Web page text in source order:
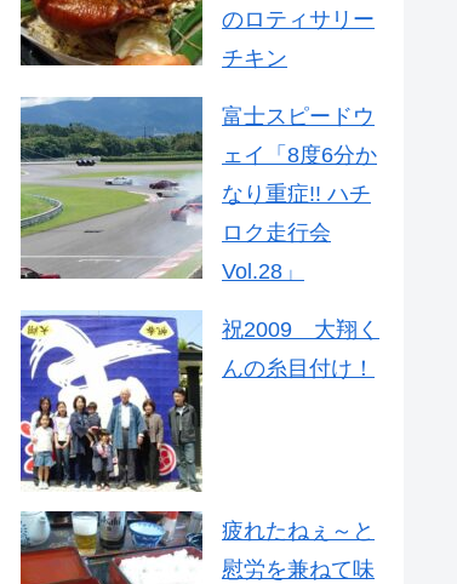
のロティサリー
チキン
富士スピードウ
ェイ「8度6分か
なり重症!! ハチ
ロク走行会
Vol.28」
祝2009 大翔く
んの糸目付け！
疲れたねぇ～と
慰労を兼ねて味